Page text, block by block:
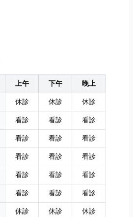
上午 下午
晚上
休診 休診
休診
看診 看診
看診
看診 看診
看診
看診 看診
看診
看診 看診
看診
看診 看診
看診
休診 休診 休診